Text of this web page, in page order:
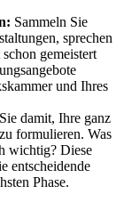
Sammeln Sie
sprechen
gemeistert
und Ihres
damit, Ihre ganz
formulieren. Was
wichtig? Diese
entscheidende
Phase.
Open Source,
Nutzungsdaten für
keine Cookies,
weiterer